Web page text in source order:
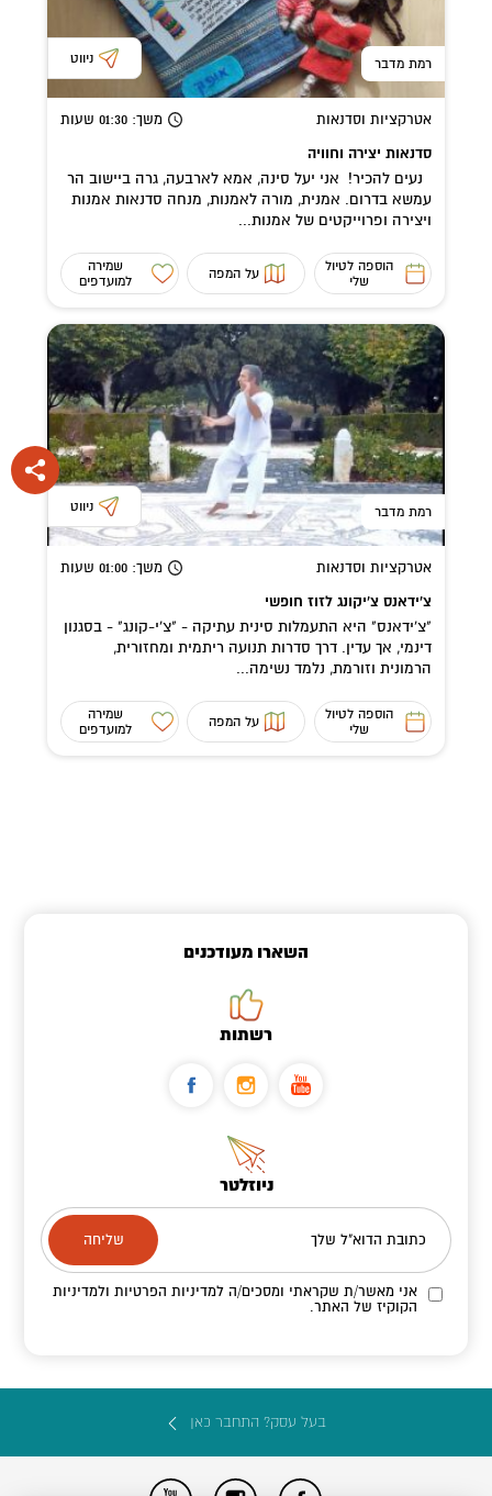
רמת מדבר ניווט
אטרקציות וסדנאות משך: 01:30 שעות
סדנאות יצירה וחוויה
נעים להכיר! אני יעל סינה, אמא לארבעה, גרה ביישוב הר
עמשא בדרום. אמנית, מורה לאמנות, מנחה סדנאות אמנות
ויצירה ופרוייקטים של אמנות...
הוספה לטיול
שלי
על המפה
שמירה
למועדפים
רמת מדבר ניווט
אטרקציות וסדנאות משך: 01:00 שעות
צ'ידאנס צ'יקונג לזוז חופשי
"צ'ידאנס" היא התעמלות סינית עתיקה - "צ'י-קונג" - בסגנון
דינמי, אך עדין. דרך סדרות תנועה ריתמית ומחזורית,
הרמונית וזורמת, נלמד נשימה...
הוספה לטיול
שלי
על המפה
שמירה
למועדפים
השארו מעודכנים
רשתות
ניוזלטר
כתובת הדוא"ל שלך
אני מאשר/ת שקראתי ומסכים/הלמדיניות הפרטיות ולמדיניות
הקוקיז של האתר.
בעל עסק? התחבר כאן